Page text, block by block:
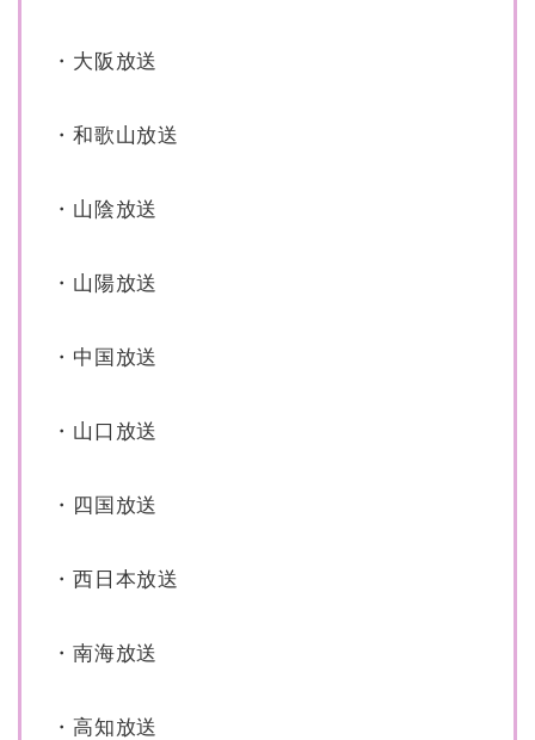
・大阪放送
・和歌山放送
・山陰放送
・山陽放送
・中国放送
・山口放送
・四国放送
・西日本放送
・南海放送
・高知放送